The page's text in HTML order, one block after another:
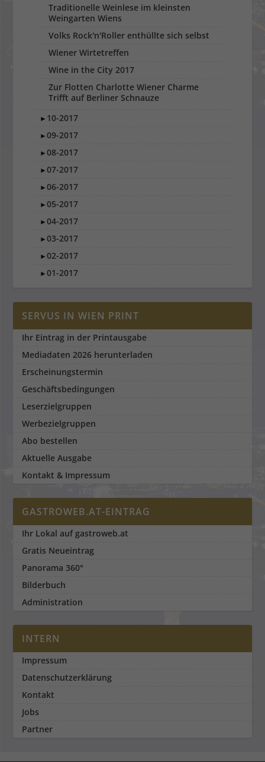
Traditionelle Weinlese im kleinsten
Weingarten Wiens
Volks Rock'n'Roller enthüllte sich selbst
Wiener Wirtetreffen
Wine in the City 2017
Zur Flotten Charlotte Wiener Charme
Trifft auf Berliner Schnauze
► 10-2017
►09-2017
►08-2017
►07-2017
►06-2017
►05-2017
►04-2017
►03-2017
►02-2017
►01-2017
SERVUS IN WIEN PRINT
Ihr Eintrag in der Printausgabe
Mediadaten 2026 herunterladen
Erscheinungstermin
Geschäftsbedingungen
Leserzielgruppen
Werbezielgruppen
Abo bestellen
Aktuelle Ausgabe
Kontakt & Impressum
GASTROWEB.AT-EINTRAG
Ihr Lokal auf gastroweb.at
Gratis Neueintrag
Panorama 360°
Bilderbuch
Administration
INTERN
Impressum
Datenschutzerklärung
Kontakt
Jobs
Partner